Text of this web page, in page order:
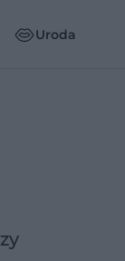
Uroda